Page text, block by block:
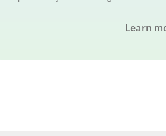
Learn